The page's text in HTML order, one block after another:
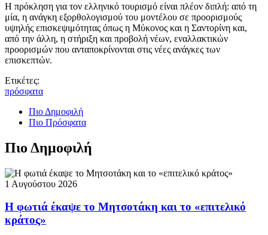
Η πρόκληση για τον ελληνικό τουρισμό είναι πλέον διπλή: από τη
μία, η ανάγκη εξορθολογισμού του μοντέλου σε προορισμούς
υψηλής επισκεψιμότητας όπως η Μύκονος και η Σαντορίνη και,
από την άλλη, η στήριξη και προβολή νέων, εναλλακτικών
προορισμών που ανταποκρίνονται στις νέες ανάγκες των
επισκεπτών.
Ετικέτες:
πρόσφατα
Πιο Δημοφιλή
Πιο Πρόσφατα
Πιο Δημοφιλή
1 Αυγούστου 2026
Η φωτιά έκαψε το Μητσοτάκη και το «επιτελικό
κράτος»